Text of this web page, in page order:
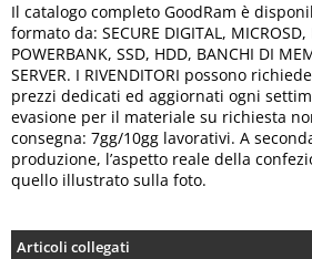
Il catalogo completo GoodRam è
formato da: SECURE DIGITAL, MICROSD,
POWERBANK, SSD, HDD, BANCHI DI
SERVER. I RIVENDITORI possono
prezzi dedicati ed aggiornati ogni
evasione per il materiale su richiesta
consegna: 7gg/10gg lavorativi. A
produzione, l’aspetto reale della
quello illustrato sulla foto.
Articoli collegati